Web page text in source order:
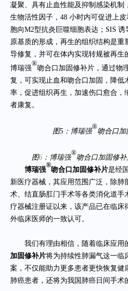
凝聚、具有止血性能及抑制感染机制
生物活性因子，48 小时内可促进上
胞向M2型抗炎巨噬细胞表达；SIS
原基质的形成，再生的组织结构是
导修复，并可在体内实现转规被再生
博瑞强
®
吻合口加固修补片，通过物
复，可实现止血和吻合口加固，降低
率，促进组织再生，加速伤口愈合，
者康复。
图5：博瑞强
®
吻合口
图6： 博瑞强
®
吻合口加固修补
博瑞强
®
吻合口加固修补片是经
新医疗器械，其应用范围广泛，除肺
术、结直肠肛门手术等各类消化道手
疗器械注册证以来，该产品已在临床
外临床医师的一致认可。
我们有理由相信，随着临床应用
加固修补片将为持续性肺漏气这一临
案，不仅能助力更多患者更快恢复健
肺癌患者，还将为我国肺癌日间手术